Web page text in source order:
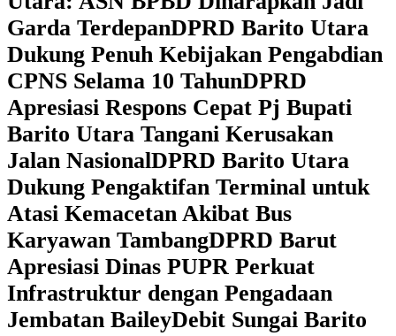
Garda TerdepanDPRD Barito Utara
Dukung Penuh Kebijakan Pengabdian
CPNS Selama 10 TahunDPRD
Apresiasi Respons Cepat Pj Bupati
Barito Utara Tangani Kerusakan
Jalan NasionalDPRD Barito Utara
Dukung Pengaktifan Terminal untuk
Atasi Kemacetan Akibat Bus
Karyawan TambangDPRD Barut
Apresiasi Dinas PUPR Perkuat
Infrastruktur dengan Pengadaan
Jembatan BaileyDebit Sungai Barito